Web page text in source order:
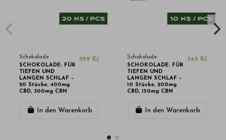
Schokolade
SCHOKOLADE: FÜR
TIEFEN UND
LANGEN SCHLAF –
20 Stücke, 400mg
CBD, 300mg CBN
599 Kč
In den Warenkorb
Schokolade
SCHOKOLADE: FÜR
TIEFEN UND
LANGEN SCHLAF –
10 Stücke, 200mg
CBD, 150mg CBN
349 Kč
In den Warenkorb